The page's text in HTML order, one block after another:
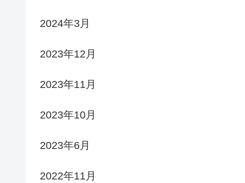
2024年3月
2023年12月
2023年11月
2023年10月
2023年6月
2022年11月